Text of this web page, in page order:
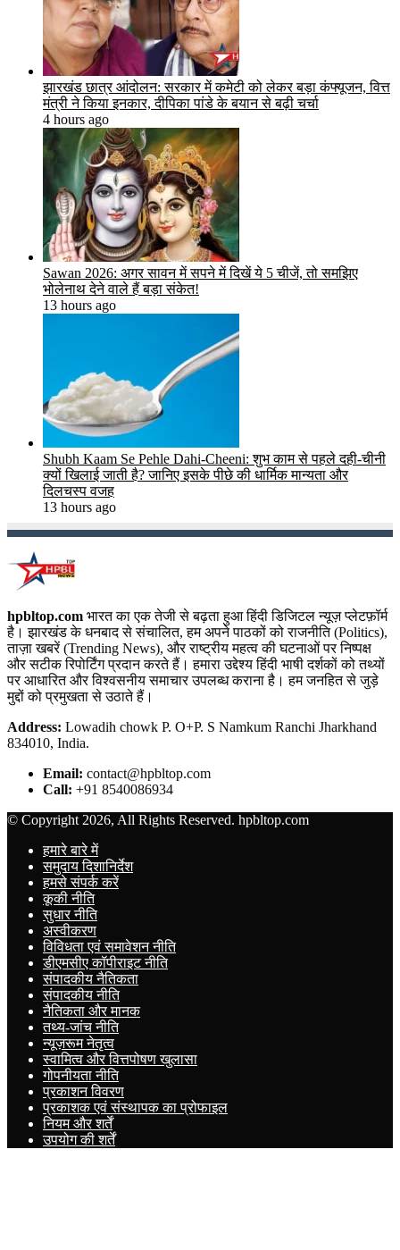
झारखंड छात्र आंदोलन: सरकार में कमेटी को लेकर बड़ा कंफ्यूजन, वित्त
मंत्री ने किया इनकार, दीपिका पांडे के बयान से बढ़ी चर्चा
4 hours ago
Sawan 2026: अगर सावन में सपने में दिखें ये 5 चीजें, तो समझिए
भोलेनाथ देने वाले हैं बड़ा संकेत!
13 hours ago
Shubh Kaam Se Pehle Dahi-Cheeni: शुभ काम से पहले दही-चीनी
क्यों खिलाई जाती है? जानिए इसके पीछे की धार्मिक मान्यता और
दिलचस्प वजह
13 hours ago
hpbltop.com भारत का एक तेजी से बढ़ता हुआ हिंदी डिजिटल न्यूज़ प्लेटफ़ॉर्म
है। झारखंड के धनबाद से संचालित, हम अपने पाठकों को राजनीति (Politics),
ताज़ा खबरें (Trending News), और राष्ट्रीय महत्व की घटनाओं पर निष्पक्ष
और सटीक रिपोर्टिंग प्रदान करते हैं। हमारा उद्देश्य हिंदी भाषी दर्शकों को तथ्यों
पर आधारित और विश्वसनीय समाचार उपलब्ध कराना है। हम जनहित से जुड़े
मुद्दों को प्रमुखता से उठाते हैं।
Address: Lowadih chowk P. O+P. S Namkum Ranchi Jharkhand
834010, India.
Email: contact@hpbltop.com
Call: +91 8540086934
© Copyright 2026, All Rights Reserved. hpbltop.com
हमारे बारे में
समुदाय दिशानिर्देश
हमसे संपर्क करें
कूकी नीति
सुधार नीति
अस्वीकरण
विविधता एवं समावेशन नीति
डीएमसीए कॉपीराइट नीति
संपादकीय नैतिकता
संपादकीय नीति
नैतिकता और मानक
तथ्य-जांच नीति
न्यूज़रूम नेतृत्व
स्वामित्व और वित्तपोषण खुलासा
गोपनीयता नीति
प्रकाशन विवरण
प्रकाशक एवं संस्थापक का प्रोफाइल
नियम और शर्तें
उपयोग की शर्तें